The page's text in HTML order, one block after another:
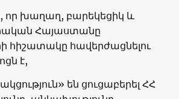
որ խաղաղ, բարեկեցիկ և
Հայաստանը
հիշատակը հավերժացնելու
է,
են ցուցաբերել ՀՀ